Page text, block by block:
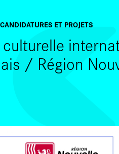
ET PROJETS
/ Région